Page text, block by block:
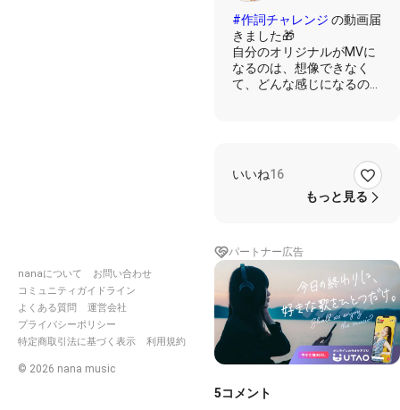
nanaについて
お問い合わせ
コミュニティガイドライン
よくある質問
運営会社
プライバシーポリシー
特定商取引法に基づく表示
利用規約
© 2026 nana music
#作詞チャレンジ の動画届
きました🎁
自分のオリジナルがMVに
なるのは、想像できなく
て、どんな感じになるのか
この企画で、ほんとに貰っ
た事ないギフトの量投げて
くれた方もいて🥲
てくれた皆様、本当にあり
がとうございました( ¨̮ )
思い出に宝物になりました
💎
いいね16
もっと見る
パートナー広告
5コメント